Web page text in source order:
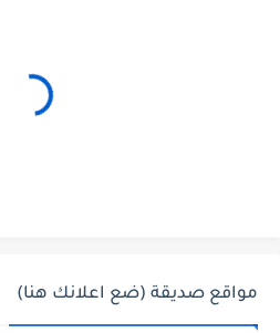
مواقع صديقة (ضع اعلانك هنا)